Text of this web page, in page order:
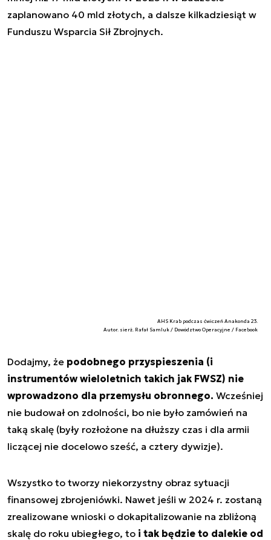
zaplanowano 40 mld złotych, a dalsze kilkadziesiąt w
Funduszu Wsparcia Sił Zbrojnych.
AHS Krab podczas ćwiczeń Anakonda 23.
Autor. sierż. Rafał Samluk / Dowództwo Operacyjne / Facebook
Dodajmy, że podobnego przyspieszenia (i
instrumentów wieloletnich takich jak FWSZ) nie
wprowadzono dla przemysłu obronnego. Wcześniej
nie budował on zdolności, bo nie było zamówień na
taką skalę (były rozłożone na dłuższy czas i dla armii
liczącej nie docelowo sześć, a cztery dywizje).
Wszystko to tworzy niekorzystny obraz sytuacji
finansowej zbrojeniówki. Nawet jeśli w 2024 r. zostaną
zrealizowane wnioski o dokapitalizowanie na zbliżoną
skalę do roku ubiegłego, to i tak będzie to dalekie od